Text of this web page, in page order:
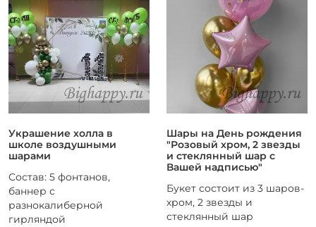
Украшение холла в
школе воздушными
шарами
Состав: 5 фонтанов,
баннер с
разнокалиберной
гирляндой
Шары на День рождения
"Розовый хром, 2 звезды
и стеклянный шар с
Вашей надписью"
Букет состоит из 3 шаров-
хром, 2 звезды и
стеклянный шар